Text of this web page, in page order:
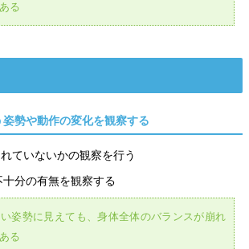
る
勢や動作の変化を観察する
ていないかの観察を行う
分の有無を観察する
姿勢に見えても、身体全体のバランスが崩れ
る